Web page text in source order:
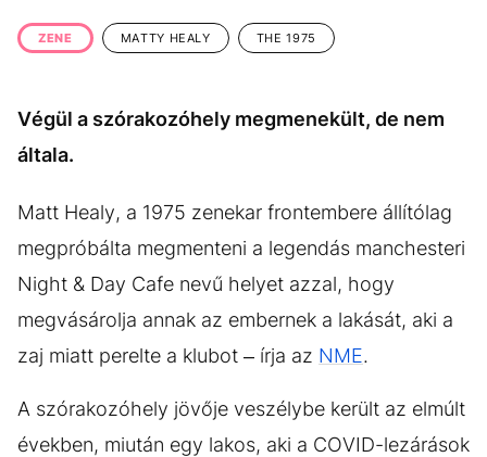
ZENE MATTY HEALY THE 1975
Végül a szórakozóhely megmenekült, de nem
általa.
Matt Healy, a 1975 zenekar frontembere állítólag
megpróbálta megmenteni a legendás manchesteri
Night & Day Cafe nevű helyet azzal, hogy
megvásárolja annak az embernek a lakását, aki a
zaj miatt perelte a klubot – írja az NME.
A szórakozóhely jövője veszélybe került az elmúlt
években, miután egy lakos, aki a COVID-lezárások